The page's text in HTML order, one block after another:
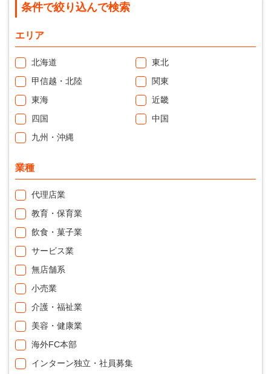
条件で絞り込んで検索
エリア
北海道
東北
甲信越・北陸
関東
東海
近畿
四国
中国
九州・沖縄
業種
代理店業
教育・保育業
飲食・菓子業
サービス業
無店舗系
小売業
介護・福祉業
美容・健康業
海外FC本部
インターン独立・社員募集